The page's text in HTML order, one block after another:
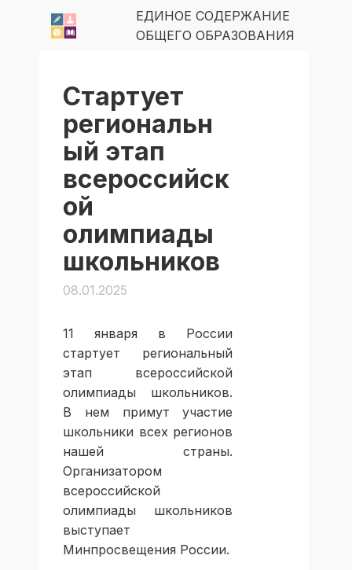
ЕДИНОЕ СОДЕРЖАНИЕ
ОБЩЕГО ОБРАЗОВАНИЯ
Стартует
региональн
ый этап
всероссийск
ой
олимпиады
школьников
08.01.2025
11 января в России
стартует региональный
этап всероссийской
олимпиады школьников.
В нем примут участие
школьники всех регионов
нашей страны.
Организатором
всероссийской
олимпиады школьников
выступает
Минпросвещения России.